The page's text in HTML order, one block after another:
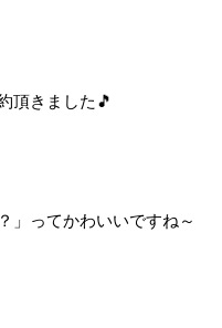
頂きました🎵
」ってかわいいですね～